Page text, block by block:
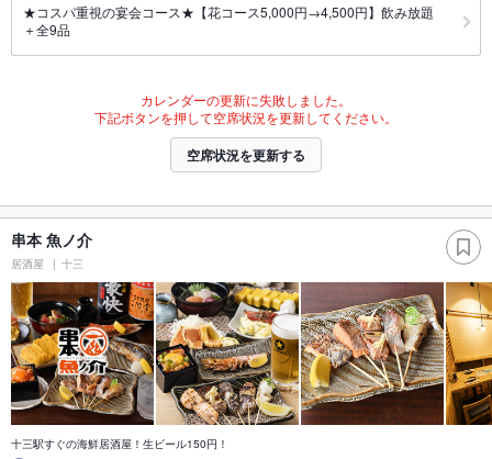
★コスパ重視の宴会コース★【花コース5,000円→4,500円】飲み放題
＋全9品
カレンダーの更新に失敗しました。
下記ボタンを押して空席状況を更新してください。
空席状況を更新する
串本 魚ノ介
居酒屋 十三
十三駅すぐの海鮮居酒屋！生ビール150円！